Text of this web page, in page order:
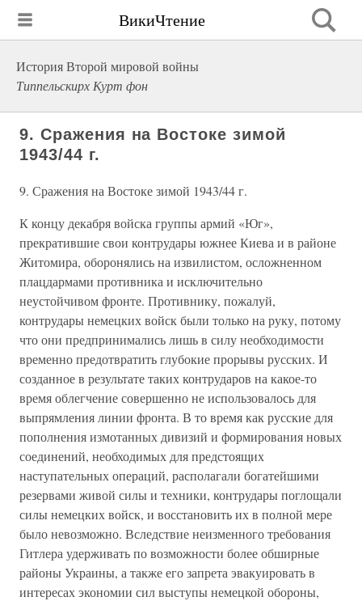
ВикиЧтение
История Второй мировой войны
Типпельскирх Курт фон
9. Сражения на Востоке зимой
1943/44 г.
9. Сражения на Востоке зимой 1943/44 г.
К концу декабря войска группы армий «Юг»,
прекратившие свои контрудары южнее Киева и в районе
Житомира, оборонялись на извилистом, осложненном
плацдармами противника и исключительно
неустойчивом фронте. Противнику, пожалуй,
контрудары немецких войск были только на руку, потому
что они предпринимались лишь в силу необходимости
временно предотвратить глубокие прорывы русских. И
созданное в результате таких контрударов на какое-то
время облегчение совершенно не использовалось для
выпрямления линии фронта. В то время как русские для
пополнения измотанных дивизий и формирования новых
соединений, необходимых для предстоящих
наступательных операций, располагали богатейшими
резервами живой силы и техники, контрудары поглощали
силы немецких войск, и восстановить их в полной мере
было невозможно. Вследствие неизменного требования
Гитлера удерживать по возможности более обширные
районы Украины, а также его запрета эвакуировать в
интересах экономии сил выступы немецкой обороны,